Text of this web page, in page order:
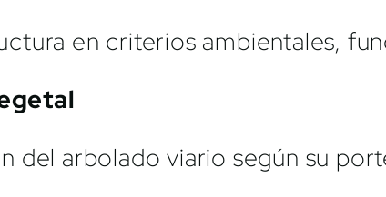
en criterios ambientales,
del arbolado viario según su